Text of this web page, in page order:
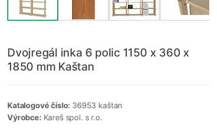
Dvojregál inka 6 polic 1150 x 360 x
1850 mm Kaštan
Katalogové číslo: 36953 kaštan
Výrobce: Kareš spol. s r.o.